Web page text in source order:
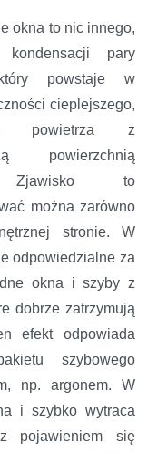
okna to nic innego,
pary
powstaje w
cieplejszego,
powietrza z
powierzchnią
Zjawisko to
można zarówno
stronie. W
odpowiedzialne za
okna i szyby z
dobrze zatrzymują
efekt odpowiada
szybowego
np. argonem. W
i szybko wytraca
pojawieniem się